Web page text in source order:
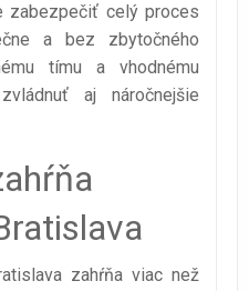
zabezpečiť celý proces
a bez zbytočného
tímu a vhodnému
aj náročnejšie
zahŕňa viac než